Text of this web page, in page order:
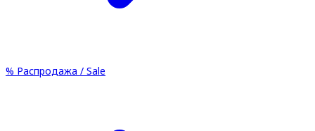
% Распродажа / Sale